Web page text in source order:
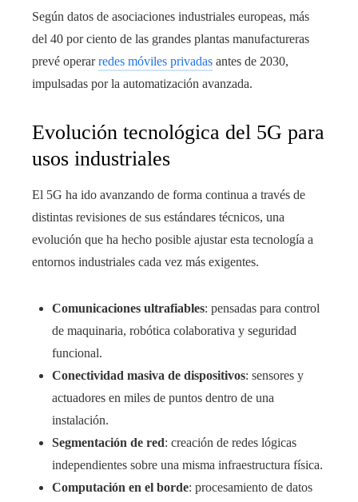
Según datos de asociaciones industriales europeas, más
del 40 por ciento de las grandes plantas manufactureras
prevé operarredes móviles privadas antes de 2030,
impulsadas por la automatización avanzada.
Evolución tecnológica del 5G para
usos industriales
El 5G ha ido avanzando de forma continua a través de
distintas revisiones de sus estándares técnicos, una
evolución que ha hecho posible ajustar esta tecnología a
entornos industriales cada vez más exigentes.
Comunicaciones ultrafiables: pensadas para control
de maquinaria, robótica colaborativa y seguridad
funcional.
Conectividad masiva de dispositivos: sensores y
actuadores en miles de puntos dentro de una
instalación.
Segmentación de red: creación de redes lógicas
independientes sobre una misma infraestructura física.
Computación en el borde: procesamiento de datos